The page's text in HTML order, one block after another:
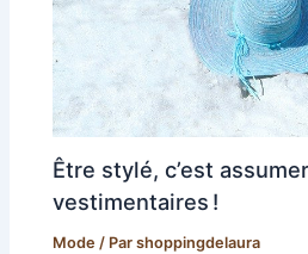
Être stylé, c’est
vestimentaires !
Mode / Parshoppingdelaura